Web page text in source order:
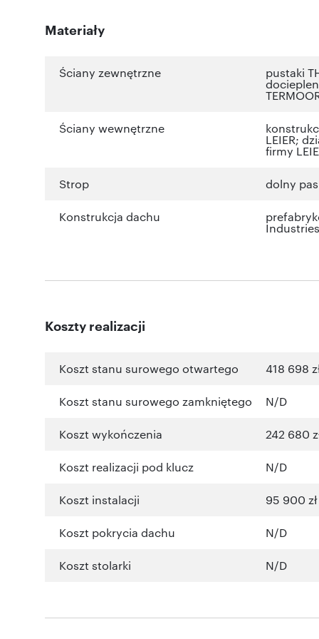
Materiały
Ściany zewnętrzne pustaki
Ściany wewnętrzne
LEIER;
firmy
Strop dolny
Konstrukcja dachu
Koszty realizacji
Koszt stanu surowego otwartego 418 698
Koszt stanu surowego zamkniętego N/D
Koszt wykończenia 242 680
Koszt realizacji pod klucz N/D
Koszt instalacji 95 900 zł
Koszt pokrycia dachu N/D
Koszt stolarki N/D